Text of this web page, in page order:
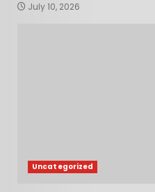
July 10, 2026
Uncategorized